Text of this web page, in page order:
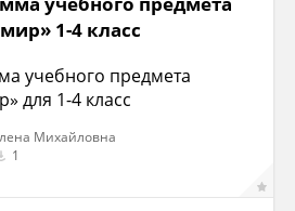
1-4 класс
учебного предмета
для 1-4 класс
Михайловна
1